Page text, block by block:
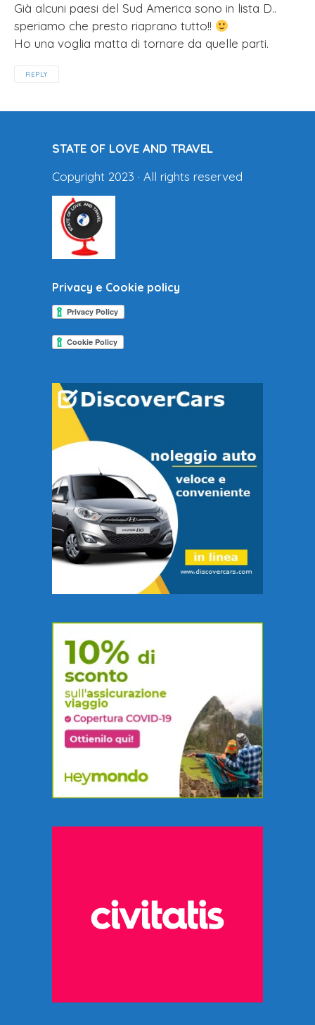
Già alcuni paesi del Sud America sono in lista D..
speriamo che presto riaprano tutto!!
Ho una voglia matta di tornare da quelle parti.
REPLY
STATE OF LOVE AND TRAVEL
Copyright 2023 · All rights reserved
Privacy e Cookie policy